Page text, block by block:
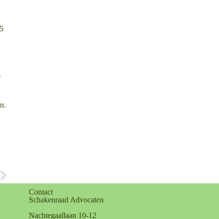
Contact
Schakenraad Advocaten
Nachtegaallaan 10-12